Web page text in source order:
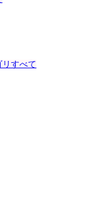
リすべて